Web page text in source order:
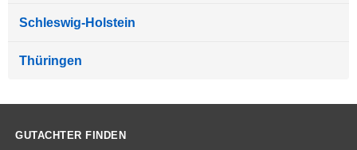
Schleswig-Holstein
Thüringen
GUTACHTER FINDEN